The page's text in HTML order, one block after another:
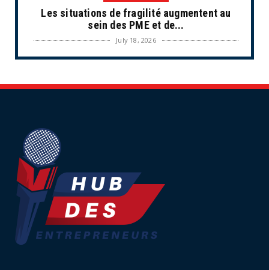
Les situations de fragilité augmentent au
sein des PME et de...
July 18, 2026
ECONOMIE
coup de pression syn...
Tabac : les ventes chutent, les recettes
UNCATEGORIZED
Retraites : nouveau plaidoyer pour un coup
de frein sur les ...
July 09, 2026